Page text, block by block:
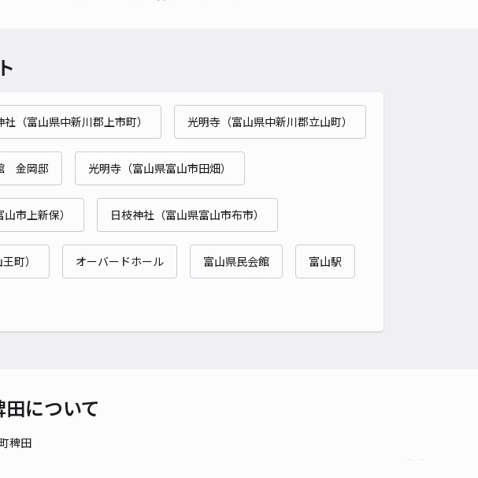
社（富山県中新川郡上市町） 光明寺（富山県中新川郡立山町）
金岡邸 光明寺（富山県富山市田畑）
市上新保） 日枝神社（富山県富山市布市）
町） オーバードホール 富山県民会館 富山駅
について
稗田